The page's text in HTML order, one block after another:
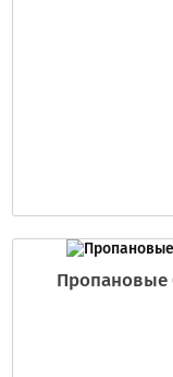
Пропановые